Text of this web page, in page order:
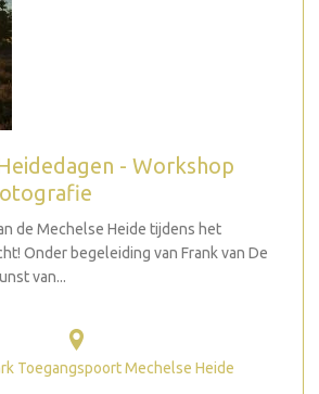
- Workshop
de Mechelse Heide tijdens het
Onder begeleiding van Frank van De
van...
Toegangspoort Mechelse Heide